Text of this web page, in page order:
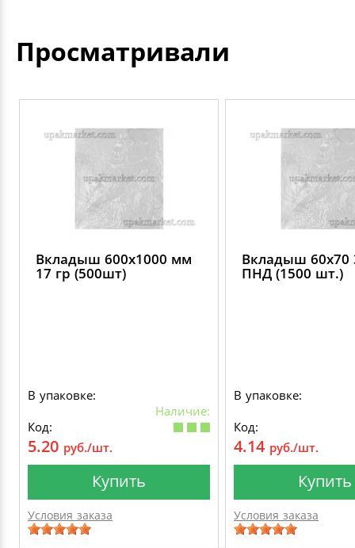
Просматривали
Вкладыш 600х1000 мм
17 гр (500шт)
В упаковке:
Наличие:
Код:
5.20 руб./шт.
Купить
Условия заказа
Вкладыш 60х70
ПНД (1500 шт.)
В упаковке:
Код:
4.14 руб./шт.
Купить
Условия заказа